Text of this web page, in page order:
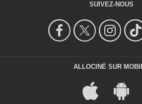
SUIVEZ-NOUS
ALLOCINÉ SUR